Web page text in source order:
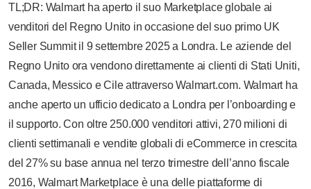
TL;DR: Walmart ha aperto il suo Marketplace globale ai
venditori del Regno Unito in occasione del suo primo UK
Seller Summit il 9 settembre 2025 a Londra. Le aziende del
Regno Unito ora vendono direttamente ai clienti di Stati Uniti,
Canada, Messico e Cile attraverso Walmart.com. Walmart ha
anche aperto un ufficio dedicato a Londra per l’onboarding e
il supporto. Con oltre 250.000 venditori attivi, 270 milioni di
clienti settimanali e vendite globali di eCommerce in crescita
del 27% su base annua nel terzo trimestre dell’anno fiscale
2016, Walmart Marketplace è una delle piattaforme di